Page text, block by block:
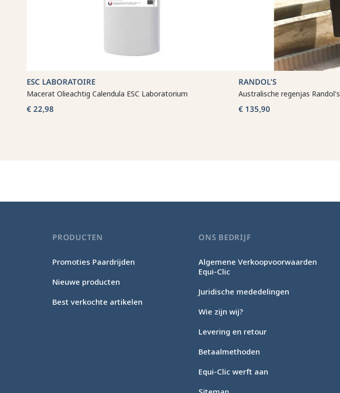
ESC LABORATOIRE
Macerat Olieachtig Calendula ESC Laboratorium
€ 22,98
RANDOL'S
Australische regenjas Randol's
€ 135,90
PRODUCTEN
Promoties Paardrijden
Nieuwe producten
Best verkochte artikelen
ONS BEDRIJF
Algemene Verkoopvoorwaarden
Equi-Clic
Juridische mededelingen
Wie zijn wij?
Levering en retour
Betaalmethoden
Equi-Clic werft aan